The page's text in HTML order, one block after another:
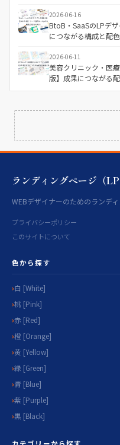
2026-06-16
BtoB・SaaSのLPデ
につながる構成と配
2026-06-11
美容クリニック・医
版】成果につながる
ランディングページ（LP
WEBデザイナーのためのランデ
プライバシーポリシー
このサイトについて
色から探す
白 [White]
桃 [Pink]
赤 [Red]
橙 [Orange]
黄 [Yellow]
緑 [Green]
青 [Blue]
紫 [Purple]
黒 [Black]